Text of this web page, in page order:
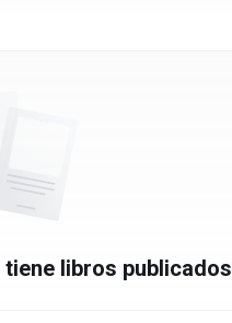
libros publicados